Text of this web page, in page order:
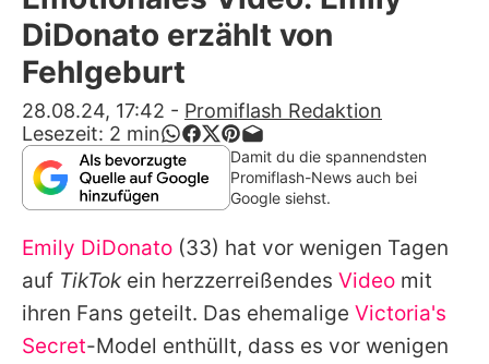
Alle Themen auf Promiflash
App runterladen
Team
Redaktionelle Richtlinien
Impressum
Datenschutzerklärung
Nutzungsbedingungen
DiDonato erzählt von
Fehlgeburt
28.08.24, 17:42 - Promiflash Redaktion
Lesezeit: 2 min
Damit du die spannendsten
Promiflash-News auch bei
Google siehst.
Emily DiDonato (33) hat vor wenigen Tagen
auf TikTokein herzzerreißendes Video mit
ihren Fans geteilt. Das ehemalige Victoria's
Secret-Model enthüllt, dass es vor wenigen